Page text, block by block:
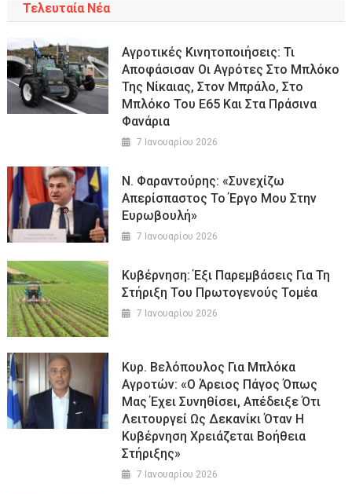
Τελευταία Νέα
Αγροτικές Κινητοποιήσεις: Τι
Αποφάσισαν Οι Αγρότες Στο Μπλόκο
Της Νίκαιας, Στον Μπράλο, Στο
Μπλόκο Του Ε65 Και Στα Πράσινα
Φανάρια
7 Ιανουαρίου 2026
Ν. Φαραντούρης: «Συνεχίζω
Απερίσπαστος Το Έργο Μου Στην
Ευρωβουλή»
7 Ιανουαρίου 2026
Κυβέρνηση: Έξι Παρεμβάσεις Για Τη
Στήριξη Του Πρωτογενούς Τομέα
7 Ιανουαρίου 2026
Κυρ. Βελόπουλος Για Μπλόκα
Αγροτών: «Ο Άρειος Πάγος Όπως
Μας Έχει Συνηθίσει, Απέδειξε Ότι
Λειτουργεί Ως Δεκανίκι Όταν Η
Κυβέρνηση Χρειάζεται Βοήθεια
Στήριξης»
7 Ιανουαρίου 2026